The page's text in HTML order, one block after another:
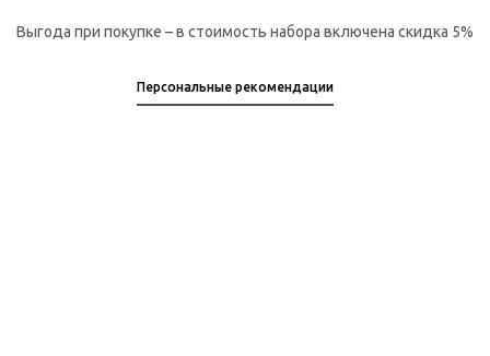
Выгода при покупке – в стоимость набора включена скидка 5%
Персональные рекомендации